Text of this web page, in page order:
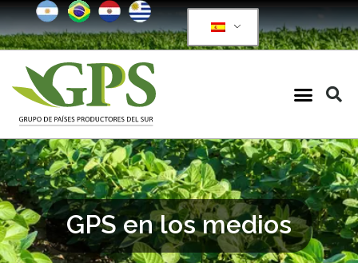
GPS en los medios